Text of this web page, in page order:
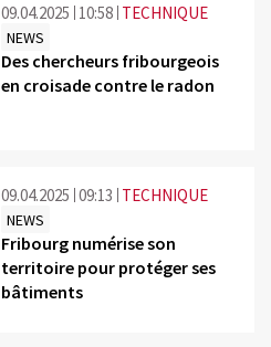
09.04.2025 10:58 TECHNIQUE
NEWS
Des chercheurs fribourgeois
en croisade contre le radon
09.04.2025 09:13 TECHNIQUE
NEWS
Fribourg numérise son
territoire pour protéger ses
bâtiments